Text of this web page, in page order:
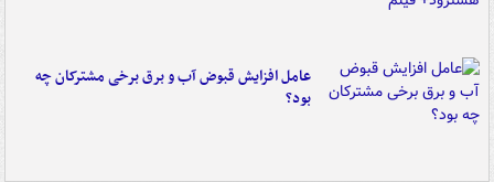
عامل افزایش قبوض آب و برق برخی مشترکان چه
بود؟